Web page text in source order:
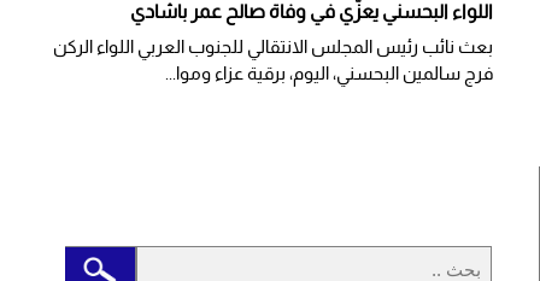
اللواء البحسني يعزّي في وفاة صالح عمر باشادي
بعث نائب رئيس المجلس الانتقالي للجنوب العربي اللواء الركن
فرج سالمين البحسني، اليوم، برقية عزاء وموا...